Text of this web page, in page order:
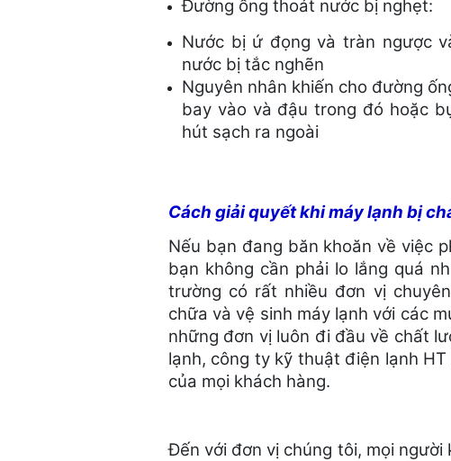
Đường ống thoát nước bị nghẹt:
Nước bị ứ đọng và tràn ngược
nước bị tắc nghẽn
Nguyên nhân khiến cho đường
bay vào và đậu trong đó hoặc
hút sạch ra ngoài
Cách giải quyết khi máy lạnh bị
Nếu bạn đang băn khoăn về việc
bạn không cần phải lo lắng quá
trường có rất nhiều đơn vị
chữa và vệ sinh máy lạnh với các
những đơn vị luôn đi đầu về chất
lạnh, công ty kỹ thuật điện lạnh
của mọi khách hàng.
Đến với đơn vị chúng tôi, mọi người